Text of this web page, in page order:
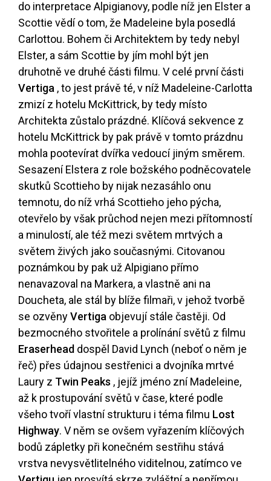
do interpretace Alpigianovy, podle níž jen Elster a
Scottie vědí o tom, že Madeleine byla posedlá
Carlottou. Bohem či Architektem by tedy nebyl
Elster, a sám Scottie by jím mohl být jen
druhotně ve druhé části filmu. V celé první části
Vertiga , to jest právě té, v níž Madeleine-Carlotta
zmizí z hotelu McKittrick, by tedy místo
Architekta zůstalo prázdné. Klíčová sekvence z
hotelu McKittrick by pak právě v tomto prázdnu
mohla pootevírat dvířka vedoucí jiným směrem.
Sesazení Elstera z role božského podněcovatele
skutků Scottieho by nijak nezasáhlo onu
temnotu, do níž vrhá Scottieho jeho pýcha,
otevřelo by však průchod nejen mezi přítomností
a minulostí, ale též mezi světem mrtvých a
světem živých jako současnými. Citovanou
poznámkou by pak už Alpigiano přímo
nenavazoval na Markera, a vlastně ani na
Doucheta, ale stál by blíže filmaři, v jehož tvorbě
se ozvěnyVertiga objevují stále častěji. Od
bezmocného stvořitele a prolínání světů z filmu
Eraserhead dospěl David Lynch (neboť o něm je
řeč) přes údajnou sestřenici a dvojníka mrtvé
Laury z Twin Peaks , jejíž jméno zní Madeleine,
až k prostupování světů v čase, které podle
všeho tvoří vlastní strukturu i téma filmu Lost
Highway. V něm se ovšem vyřazením klíčových
bodů zápletky při konečném sestřihu stává
vrstva nevysvětlitelného viditelnou, zatímco ve